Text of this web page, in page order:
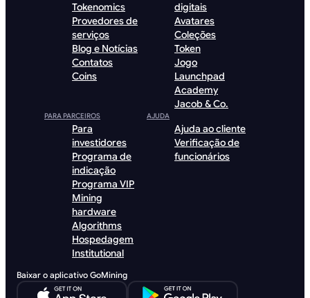
Tokenomics
Provedores de
serviços
Blog e Notícias
Contatos
Coins
digitais
Avatares
Coleções
Token
Jogo
Launchpad
Academy
Jacob & Co.
PARA PARCEIROS
Para
investidores
Programa de
indicação
Programa VIP
Mining
hardware
Algorithms
Hospedagem
Institutional
AJUDA
Ajuda ao cliente
Verificação de
funcionários
Baixar o aplicativo GoMining